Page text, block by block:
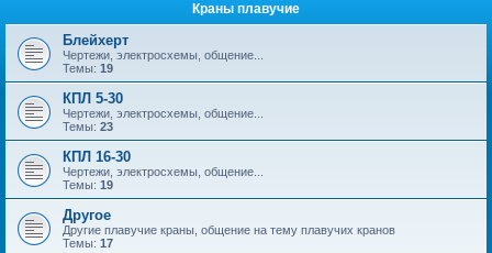
Краны плавучие
Блейхерт
Чертежи, электросхемы, общение...
Темы: 19
КПЛ 5-30
Чертежи, электросхемы, общение...
Темы: 23
КПЛ 16-30
Чертежи, электросхемы, общение...
Темы: 19
Другое
Другие плавучие краны, общение на тему плавучих кранов
Темы: 17